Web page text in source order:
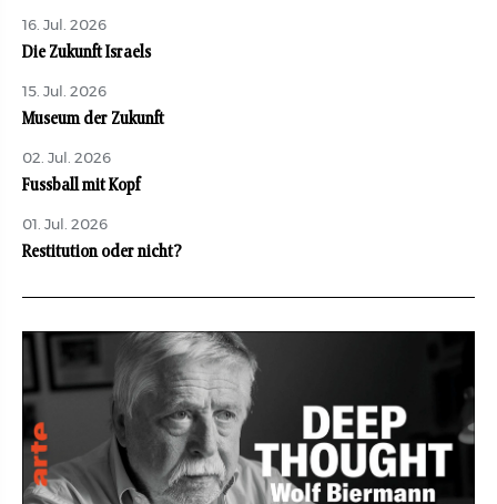
16. Jul. 2026
Die Zukunft Israels
15. Jul. 2026
Museum der Zukunft
02. Jul. 2026
Fussball mit Kopf
01. Jul. 2026
Restitution oder nicht?